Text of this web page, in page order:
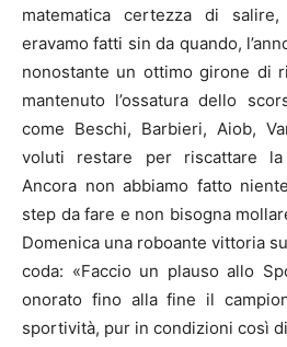
matematica certezza di
eravamo fatti sin da quando,
nonostante un ottimo girone di
mantenuto l’ossatura dello
come Beschi, Barbieri, Aiob,
voluti restare per riscattare la
Ancora non abbiamo fatto
step da fare e non bisogna
Domenica una roboante vittoria
coda: «Faccio un plauso allo
onorato fino alla fine il
sportività, pur in condizioni così